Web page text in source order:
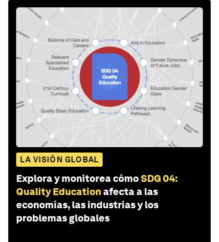
LA VISIÓN GLOBAL
Explora y monitorea cómoSDG 04:
Quality Education afecta a las
economías, las industrias y los
problemas globales